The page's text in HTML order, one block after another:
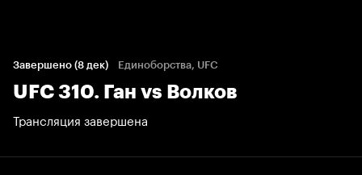
Завершено (8 дек) Единоборства, UFC
UFC 310. Ган vs Волков
Трансляция завершена